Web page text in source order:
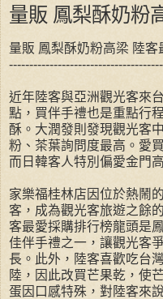
量販 鳳梨酥奶粉
量販 鳳梨酥奶粉高梁 陸客
近年陸客與亞洲觀光客來
點，買伴手禮也是重點行
酥。大潤發則發現觀光客
粉、茶葉詢問度最高。愛
而日韓客人特別偏愛金門
家樂福桂林店因位於熱鬧
客，成為觀光客旅遊之餘
客最愛採購排行榜龍頭是
佳伴手禮之一，讓觀光客
長。此外，陸客喜歡吃台
陸，因此改買芒果乾，使
蛋因口感特殊，對陸客來